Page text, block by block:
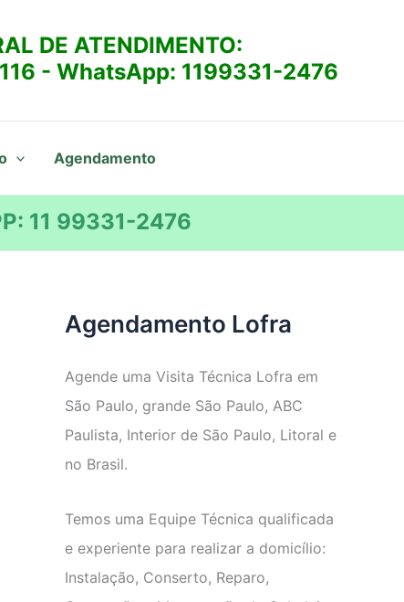
DE ATENDIMENTO:
- WhatsApp: 1199331-2476
Agendamento
11 99331-2476
Agendamento Lofra
Agende uma Visita Técnica Lofra em
São Paulo, grande São Paulo, ABC
Paulista, Interior de São Paulo, Litoral e
no Brasil.
Temos uma Equipe Técnica qualificada
e experiente para realizar a domicílio:
Instalação, Conserto, Reparo,